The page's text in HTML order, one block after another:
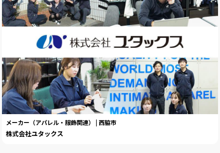
メーカー（アパレル・服飾関連） | 西脇市
株式会社ユタックス